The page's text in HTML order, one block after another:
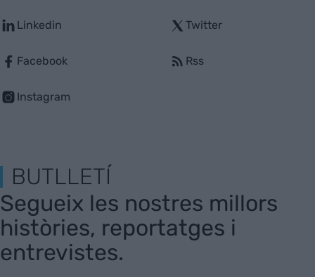
Linkedin
Facebook
Instagram
Twitter
Rss
BUTLLETÍ
Segueix les nostres millors
històries, reportatges i
entrevistes.